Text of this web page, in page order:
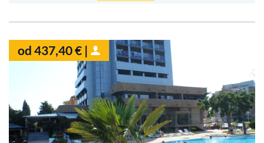
od 437,40 € |